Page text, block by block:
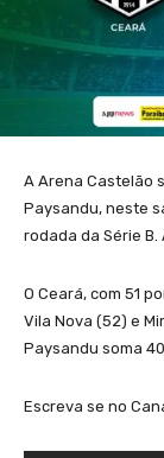
A Arena Castelão
Paysandu, neste
rodada da Série B.
O Ceará, com 51
Vila Nova (52) e
Paysandu soma
Escreva se no